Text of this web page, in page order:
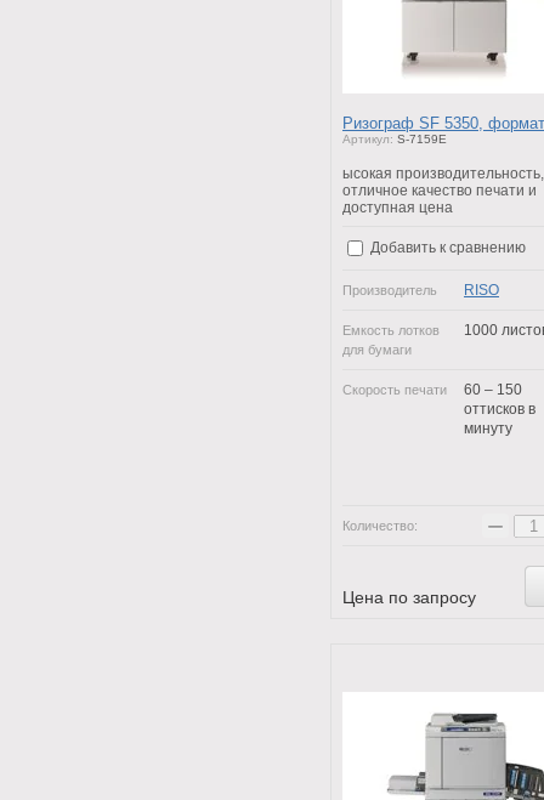
Ризограф SF 5350,
Артикул: S-7159E
ысокая производительность,
отличное качество печати и
доступная цена
Добавить к сравнению
Производитель RISO
Емкость лотков
для бумаги
1000
Скорость печати
60 – 150
оттисков в
минуту
Количество: −
Цена по запросу